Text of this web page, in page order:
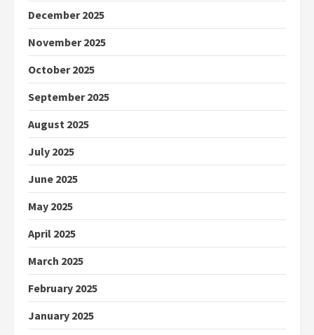
December 2025
November 2025
October 2025
September 2025
August 2025
July 2025
June 2025
May 2025
April 2025
March 2025
February 2025
January 2025